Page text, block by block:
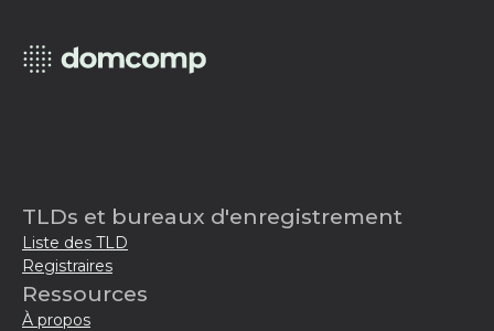
TLDs et bureaux d'enregistrement
Liste des TLD
Registraires
Ressources
À propos